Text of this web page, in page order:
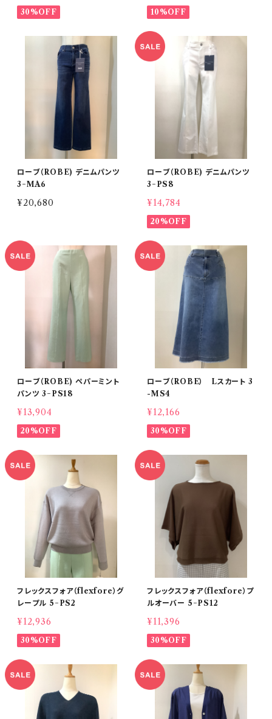
30%OFF 10%OFF
ローブ（ROBE) デニムパンツ
3−MA6
¥20,680
ローブ（ROBE) デニムパンツ
3−PS8
¥14,784
20%OFF
ローブ（ROBE) ペパーミント
パンツ 3−PS18
¥13,904
20%OFF
ローブ（ROBE） Lスカート 3
-MS4
¥12,166
30%OFF
フレックスフォア（flexfore）グ
レープル 5−PS2
¥12,936
30%OFF
フレックスフォア（flexfore）プ
ルオーバー 5−PS12
¥11,396
30%OFF